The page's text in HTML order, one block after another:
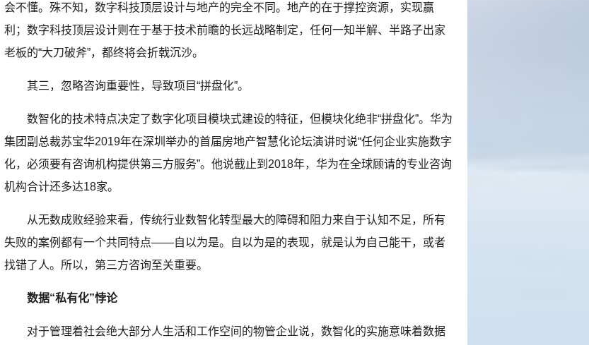
会不懂。殊不知，数字科技顶层设计与地产的完全不同。地产的在于撑控资源，实现赢
利；数字科技顶层设计则在于基于技术前瞻的长远战略制定，任何一知半解、半路子出家
老板的“大刀破斧”，都终将会折戟沉沙。
其三，忽略咨询重要性，导致项目“拼盘化”。
数智化的技术特点决定了数字化项目模块式建设的特征，但模块化绝非“拼盘化”。华为
集团副总裁苏宝华2019年在深圳举办的首届房地产智慧化论坛演讲时说“任何企业实施数字
化，必须要有咨询机构提供第三方服务”。他说截止到2018年，华为在全球顾请的专业咨询
机构合计还多达18家。
从无数成败经验来看，传统行业数智化转型最大的障碍和阻力来自于认知不足，所有
失败的案例都有一个共同特点——自以为是。自以为是的表现，就是认为自己能干，或者
找错了人。所以，第三方咨询至关重要。
数据“私有化”悖论
对于管理着社会绝大部分人生活和工作空间的物管企业说，数智化的实施意味着数据